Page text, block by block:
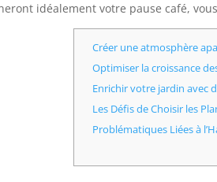
idéalement votre pause café,
Créer une atmosphère
Optimiser la croissance
Enrichir votre jardin avec
Les Défis de Choisir les
Problématiques Liées à